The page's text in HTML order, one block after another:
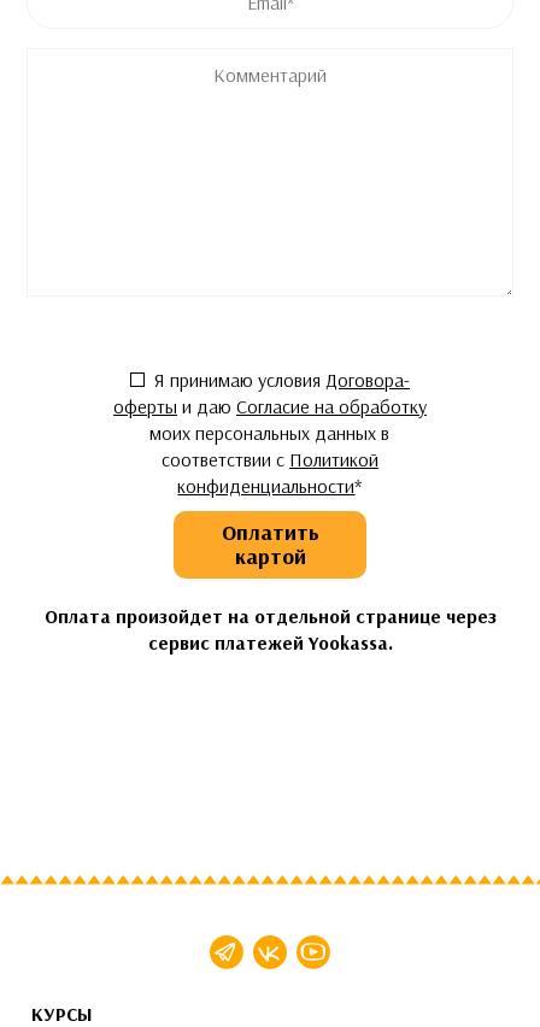
Согласие*
Я принимаю условия Договора-
оферты и даю Согласие на обработку
моих персональных данных в
соответствии с Политикой
конфиденциальности*
Оплатить
картой
Оплата произойдет на отдельной странице через
сервис платежей Yookassa.
КУРСЫ